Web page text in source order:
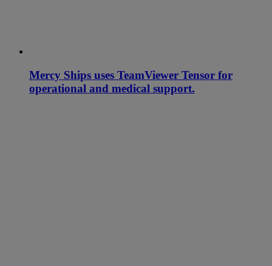
Mercy Ships uses TeamViewer Tensor for
operational and medical support.